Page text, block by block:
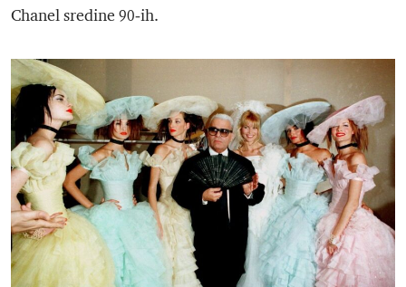
Chanel sredine 90‑ih.